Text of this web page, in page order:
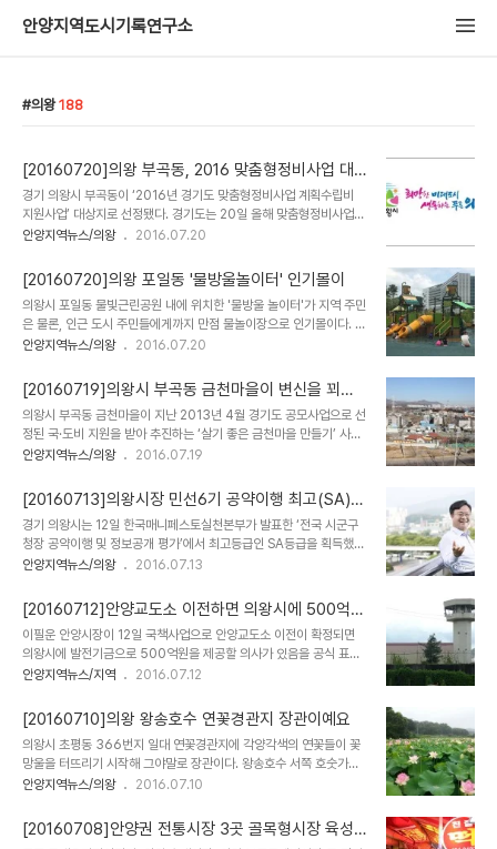
안양지역도시기록연구소
의왕 188
[20160720]의왕 부곡동, 2016 맞춤형정비사업 대
상지 선정
경기 의왕시 부곡동이 ‘2016년 경기도 맞춤형정비사업 계획수립비
지원사업’ 대상지로 선정됐다. 경기도는 20일 올해 맞춤형정비사업에
응모한 총 3개 지구를 대상으로 현장방문 평가를 실시한 결과 의왕 부
은 주택재개발정비구역에서 해제된 지역으로 정비계획 수립비를 지원
받는데 마을 주민들이 스스로 마을개발계획을 수립히고, 국가공모사
업에 응모하게 된다. 국가공모에 선정될 경우 사업비를 지원받는다. 도
에 따르면 2013년부터 2015년까지 17개 지구에 계획수립비를 지원
했으며, 이 가운데 11개 지구가 국비 지원 사업에 선정돼 국비 232억
461억 원의 사업비가 투입돼 주거..
안양지역뉴스/의왕 2016.07.20
[20160720]의왕 포일동 '물방울놀이터' 인기몰이
의왕시 포일동 물빛근린공원 내에 위치한 '물방울 놀이터'가 지역 주민
은 물론, 인근 도시 주민들에게까지 만점 물놀이장으로 인기몰이다. 지
난 2012년 설치돼 5년째 운영되고 있는 '물방울 놀이터'는 평소에는
놀이장으로 변신해 시민들을 맞고 있는데 음수대, 그늘막, 벤치 등의
편의시설은 물론 수질과 안전 관리를 위해 신발장과 화장실이 설치돼
있고 응급처치 수료자와 관리요원이 놀이터 주위를 수시로 돌며 이용
자의 안전과 질서를 챙긴다. 특히 물방울놀이터의 물도 매일 교체하는
상수도 물이어서 안심하고 이용할 수 있다. '물방울 놀이터'는 9월 1일
주 일요일은 휴무다. 시 관계자..
안양지역뉴스/의왕 2016.07.20
[20160719]의왕시 부곡동 금천마을이 변신을 꾀한
다
의왕시 부곡동 금천마을이 지난 2013년 4월 경기도 공모사업으로 선
정된 국·도비 지원을 받아 추진하는 ‘살기 좋은 금천마을 만들기’ 사업
을 통해 변신을 꾀하고 있다. 의왕시에 따르면 ‘살기 좋은 금천마을 만
만원, 시비 18억원)의 예산이 투입돼 도시계획공원 1곳, 도시계획도로
3개를 신설하고 도로 한가운데 있는 전신주 이설, 하천변 도로 정비
등으로 주변 주거 환경도 쾌적하게 정비하고 노후화된 마을회관의 증
축과 리모델링을 통해 주민공동체 활동 공간으로 활용하도록 했으며
놀이터를 정비해 마을 어린이들이 안심하고 뛰어놀 수 있는 공간도 마
위험과 주민 불안감을 감소시키..
안양지역뉴스/의왕 2016.07.19
[20160713]의왕시장 민선6기 공약이행 최고(SA)
등급
경기 의왕시는 12일 한국매니페스토실천본부가 발표한 ‘전국 시군구
청장 공약이행 및 정보공개 평가’에서 최고등급인 SA등급을 획득했다
고 밝혔다. 한국매니페스토실천본부는 공약이행완료, 목표달성, 주민
과를 발표했다. 의왕시의 전체 공약 대비 공약이행률은 7월 현재
50.9%, 목표대비 달성도는 90.9%였으며, 공약내용을 변경할 경우
에도 주민들에게 직접 승인을 받고있는 것으로 나타나 민주적 절차를
가장 잘 이행하는 자치단체로 평가받았다. 또한 시는 공약을 시민들이
상시 확인할 수 있도록 구체적인 실천 계획과 추신 실적을 시 홈페이지
경 등 공약 추진사항에 대한 객관적인 평가를 ..
안양지역뉴스/의왕 2016.07.13
[20160712]안양교도소 이전하면 의왕시에 500억
주겠다
이필운 안양시장이 12일 국책사업으로 안양교도소 이전이 확정되면
의왕시에 발전기금으로 500억원을 제공할 의사가 있음을 공식 표명
했다. 이는 지난 5일 김성제 의왕시장이 취임 2주년 기자회견에서 "경
교도소 이전을 추진하는 안양시가 개발이익금 중 500억원을 의왕시
에 제공해야 한다"고 밝힌 데 대한 반응이다. 이 시장은 이날 시청 기
사송고실을 방문해 "의왕시가 안양교도소 이전에 따른 개발협력금
500억원을 제공해 줄 것을 안양시에 공식적으로 제안하면 수용하겠
다"고 밝혔다. 이필운 시장은 김성제 의왕시장이 기자회견을 통해
회를 갖고 이같은 결정을 내린 것으로 알려졌다. 특히 ..
안양지역뉴스/지역 2016.07.12
[20160710]의왕 왕송호수 연꽃경관지 장관이예요
의왕시 초평동 366번지 일대 연꽃경관지에 각양각색의 연꽃들이 꽃
망울을 터뜨리기 시작해 그야말로 장관이다. 왕송호수 서쪽 호숫가에
위치한 초평동 연꽃 경관지는 매년 여름이면 다양한 연꽃이 만개해 도
곳으로 올해 새로 조성한 코스모스 단지와 자색 벼 글씨가 함께 어우러
져 더욱 멋진 경관을 연출해 인근 자연학습장, 철도박물관, 레일바이크
안양지역뉴스/의왕 2016.07.10
[20160708]안양권 전통시장 3곳 골목형시장 육성